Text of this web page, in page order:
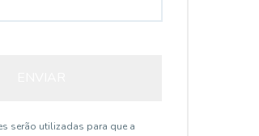
serão utilizadas para que a